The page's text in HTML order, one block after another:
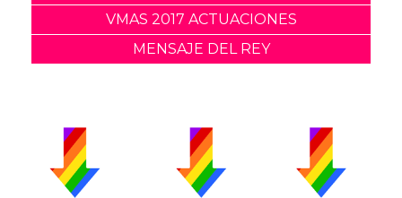
VMAS 2017 ACTUACIONES
MENSAJE DEL REY